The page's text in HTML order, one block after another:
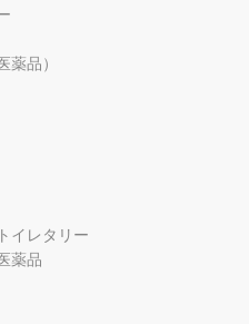
薬品）
イレタリー
薬品